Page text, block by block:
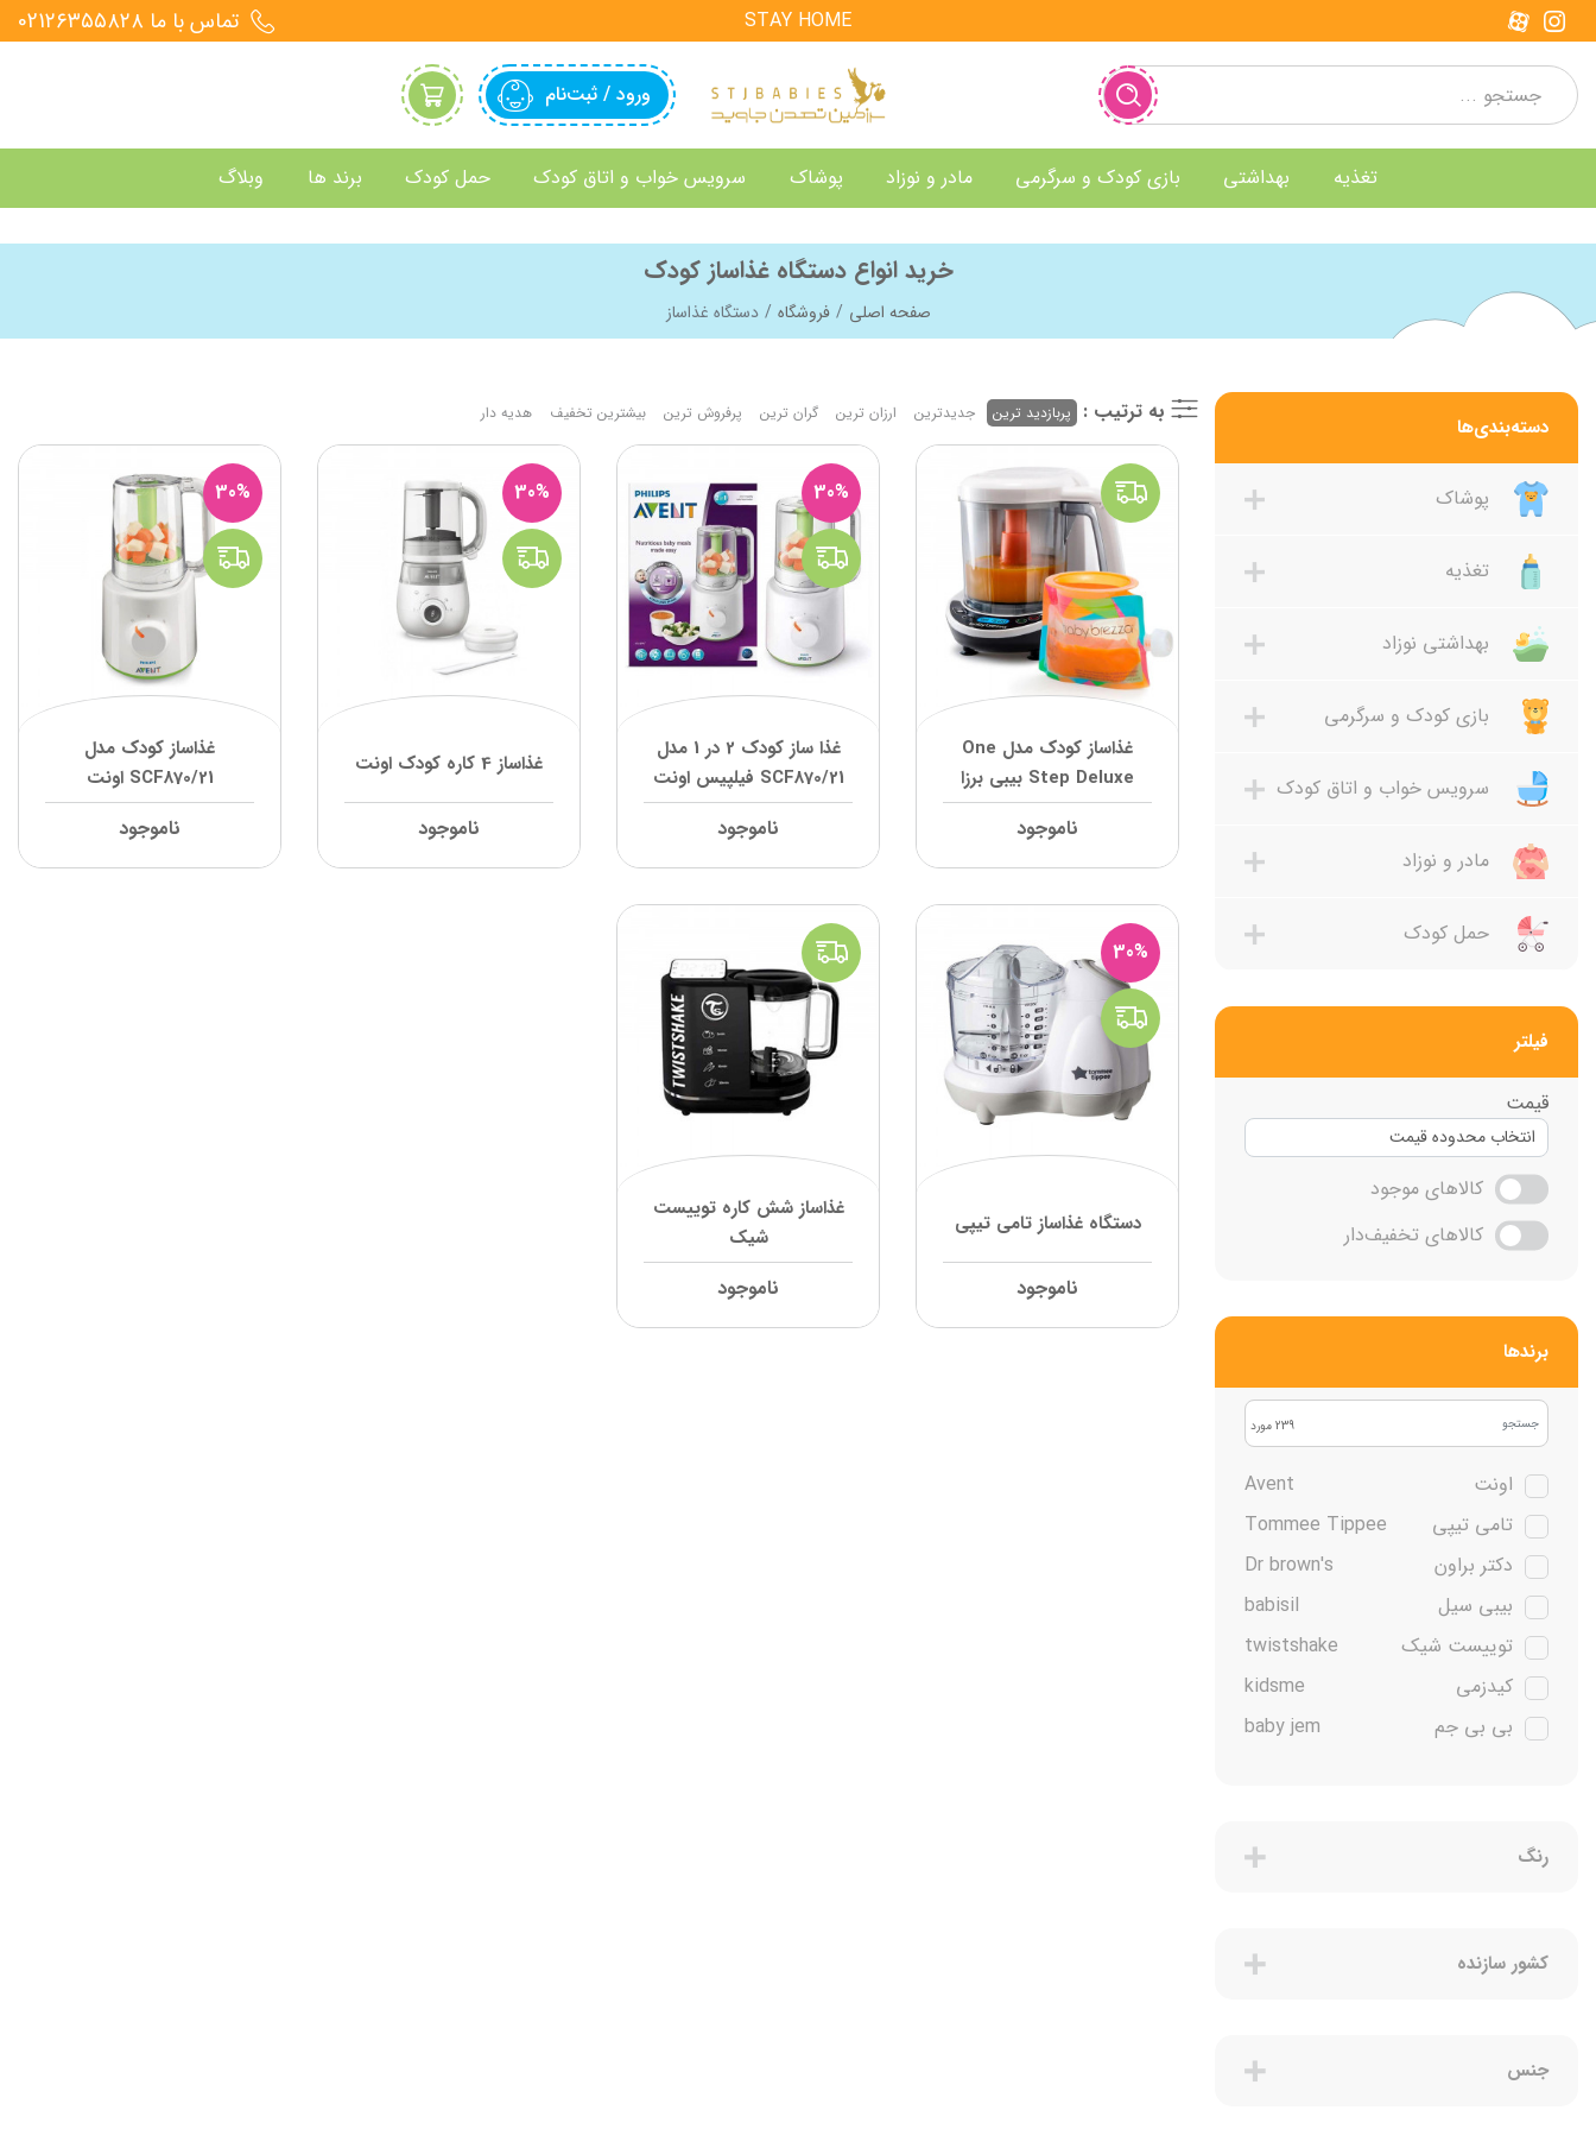
STAY HOME تماس با ما 021۲۶۳۵۵۸۲۸
ورود / ثبت‌نام
تغذیه بهداشتی بازی کودک و سرگرمی مادر و نوزاد پوشاک سرویس خواب و اتاق کودک حمل کودک برند ها وبلاگ
خرید انواع دستگاه غذاساز کودک
صفحه اصلی فروشگاه دستگاه غذاساز
دسته‌بندی‌ها
پوشاک
تغذیه
بهداشتی نوزاد
بازی کودک و سرگرمی
سرویس خواب و اتاق کودک
مادر و نوزاد
حمل کودک
فیلتر
قیمت
کالاهای موجود
کالاهای تخفیف‌دار
برند‌ها
239 مورد
اونت
Avent
تامی تیپی
Tommee Tippee
دکتر براون
Dr brown's
بیبی سیل
babisil
توییست شیک
twistshake
کیدزمی
kidsme
بی بی جم
baby jem
Nuby
فرش
Frosch
uni baby
رنگ
کشور سازنده
جنس
به ترتیب : پربازدید ترین جدیدترین ارزان ترین گران ترین پرفروش ترین بیشترین تخفیف هدیه دار
غذاساز کودک مدل One
Step Deluxe بیبی برزا
ناموجود
30%
غذا ساز کودک 2 در 1 مدل
SCF870/21 فیلپیس اونت
ناموجود
30%
غذاساز 4 کاره کودک اونت
ناموجود
30%
غذاساز کودک مدل
SCF870/21 اونت
ناموجود
30%
دستگاه غذاساز تامی تیپی
ناموجود
غذاساز شش کاره توییست
شیک
ناموجود